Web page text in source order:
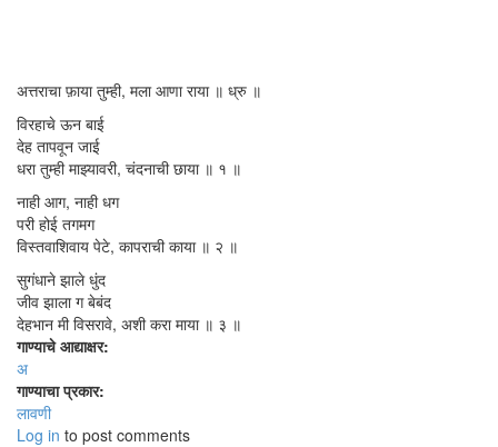
अत्तराचा फ़ाया तुम्ही, मला आणा राया ॥ ध्रु ॥
विरहाचे ऊन बाई
देह तापवून जाई
धरा तुम्ही माझ्यावरी, चंदनाची छाया ॥ १ ॥
नाही आग, नाही धग
परी होई तगमग
विस्तवाशिवाय पेटे, कापराची काया ॥ २ ॥
सुगंधाने झाले धुंद
जीव झाला ग बेबंद
देहभान मी विसरावे, अशी करा माया ॥ ३ ॥
गाण्याचे आद्याक्षर:
अ
गाण्याचा प्रकार:
लावणी
Log in to post comments